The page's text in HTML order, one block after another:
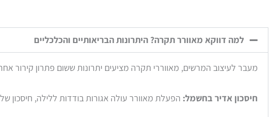
למה דווקא מאוורר תקרה? היתרונות הבריאותיים והכלכליים
מעבר לעיצוב המרשים, מאווררי תקרה מציעים יתרונות ששום פתרון קירור
חיסכון אדיר בחשמל: הפעלת מאוורר עולה אגורות בודדות ללילה, חיסכון